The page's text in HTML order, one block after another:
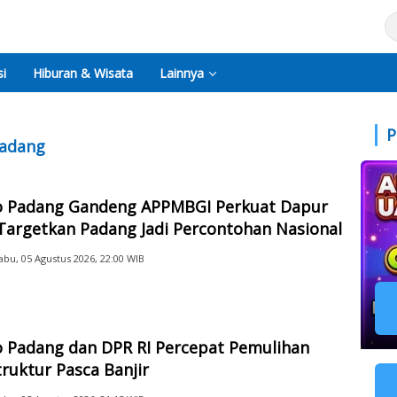
Hiburan & Wisata Lainnya
Padang Gandeng APPMBGI Perkuat Dapur
Padang Jadi Percontohan Nasional
05 Agustus 2026, 22:00 WIB
Padang dan DPR RI Percepat Pemulihan
Pasca Banjir